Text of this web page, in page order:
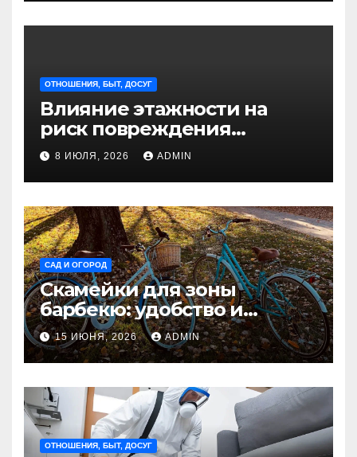
ОТНОШЕНИЯ, БЫТ, ДОСУГ
Влияние этажности на
риск повреждения
недвижимости
8 ИЮЛЯ, 2026 ADMIN
САД И ОГОРОД
Скамейки для зоны
барбекю: удобство и
безопасность на участке
Madmetal.ru
15 ИЮНЯ, 2026 ADMIN
ОТНОШЕНИЯ, БЫТ, ДОСУГ